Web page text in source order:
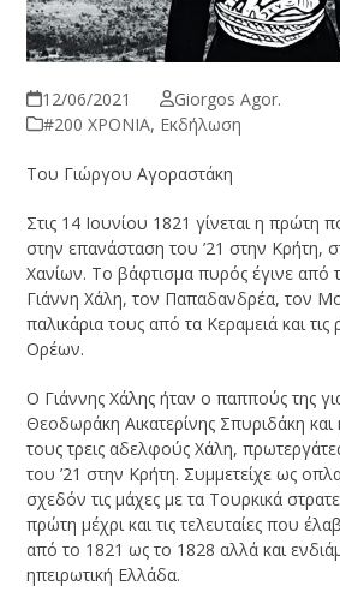
12/06/2021
Giorgos Agor.
#200 ΧΡΟΝΙΑ, Εκδήλωση
Του Γιώργου Αγοραστάκη
Στις 14 Ιουνίου 1821 γίνεται η πρώτη
στην επανάσταση του ’21 στην Κρήτη,
Χανίων. Το βάφτισμα πυρός έγινε από
Γιάννη Χάλη, τον Παπαδανδρέα, τον
παλικάρια τους από τα Κεραμειά και
Ορέων.
Ο Γιάννης Χάλης ήταν ο παππούς της
Θεοδωράκη Αικατερίνης Σπυριδάκη
τους τρεις αδελφούς Χάλη,
του ’21 στην Κρήτη. Συμμετείχε ως
σχεδόν τις μάχες με τα Τουρκικά
πρώτη μέχρι και τις τελευταίες που
από το 1821 ως το 1828 αλλά και
ηπειρωτική Ελλάδα.